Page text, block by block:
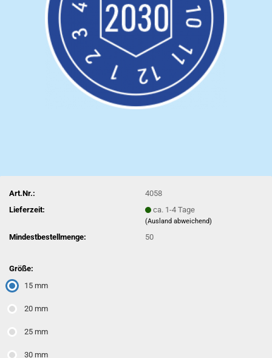
Art.Nr.:
4058
Lieferzeit:
ca. 1-4 Tage
(Ausland abweichend)
Mindestbestellmenge: 50
Größe:
15 mm
20 mm
25 mm
30 mm